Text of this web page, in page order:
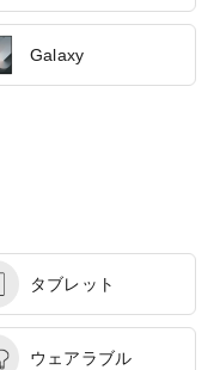
Galaxy
タブレット
ウェアラブル